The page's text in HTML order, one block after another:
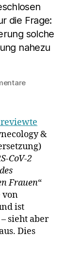
die Frage:
solche
nahezu
zu
der
Frauen
haben
Impfung
ungewiss
&
CoV-2
Frauen“
von
ist
sieht aber
Dies